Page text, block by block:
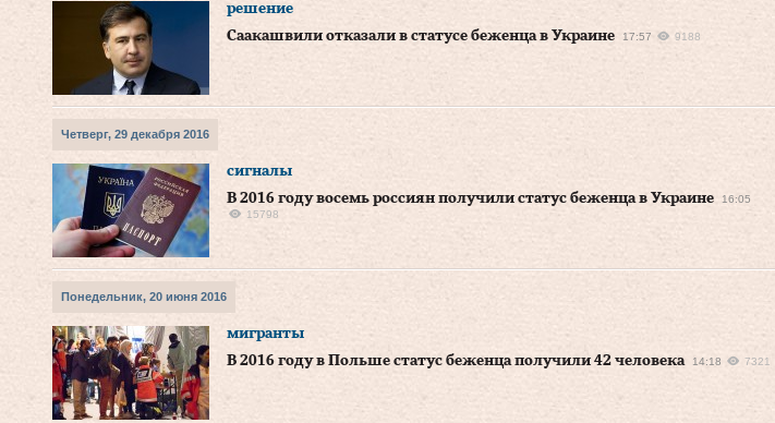
решение
Саакашвили отказали в статусе беженца в Украине
17:57 9188
Четверг, 29 декабря 2016
сигналы
В 2016 году восемь россиян получили статус беженца в Украине
16:05
15798
Понедельник, 20 июня 2016
мигранты
В 2016 году в Польше статус беженца получили 42 человека
14:18 7321